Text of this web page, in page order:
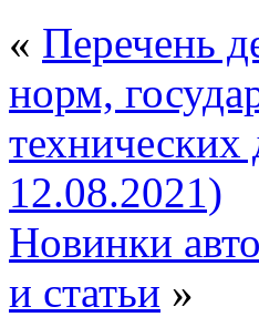
« Перечень
норм,
12.08.2021)
Новинки
и статьи »